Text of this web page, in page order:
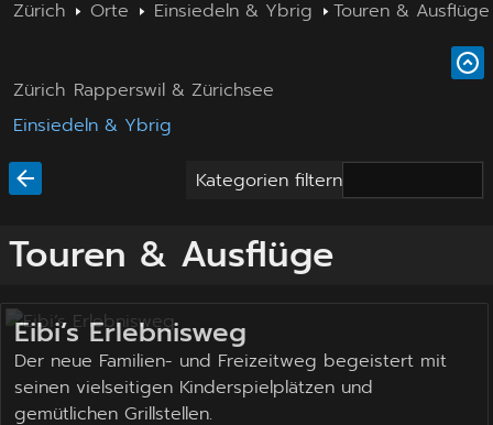
Zürich Orte Einsiedeln & Ybrig Touren & Ausflüge
Zürich Rapperswil & Zürichsee
Einsiedeln & Ybrig
Kategorien filtern
Touren & Ausflüge
Eibi’s Erlebnisweg
Der neue Familien- und Freizeitweg begeistert mit
seinen vielseitigen Kinderspielplätzen und
gemütlichen Grillstellen.